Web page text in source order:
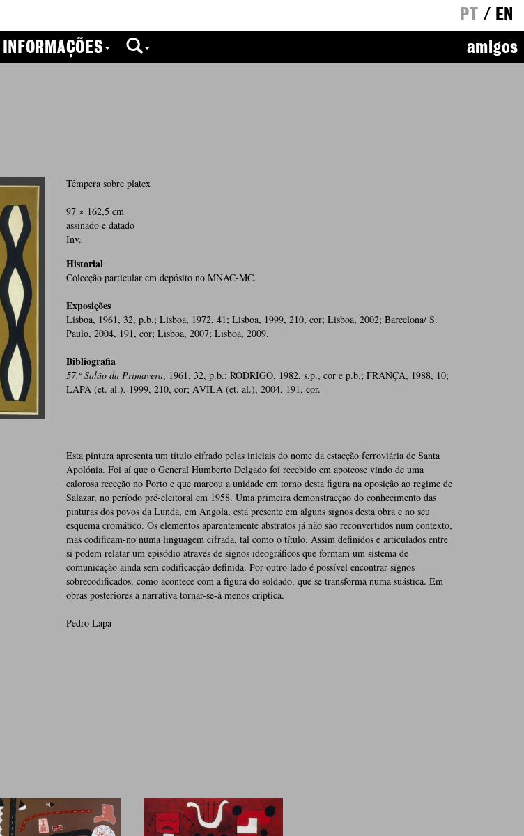
PT / EN
INFORMAÇÕES amigos
Têmpera sobre platex
97 × 162,5 cm
assinado e datado
Inv.
Historial
Colecção particular em depósito no MNAC-MC.
Exposições
Lisboa, 1961, 32, p.b.; Lisboa, 1972, 41; Lisboa, 1999, 210, cor; Lisboa, 2002; Barcelona/ S.
Paulo, 2004, 191, cor; Lisboa, 2007; Lisboa, 2009.
Bibliografia
57.º Salão da Primavera, 1961, 32, p.b.; RODRIGO, 1982, s.p., cor e p.b.; FRANÇA, 1988, 10;
LAPA (et. al.), 1999, 210, cor; ÁVILA (et. al.), 2004, 191, cor.
Esta pintura apresenta um título cifrado pelas iniciais do nome da estacção ferroviária de Santa
Apolónia. Foi aí que o General Humberto Delgado foi recebido em apoteose vindo de uma
calorosa receção no Porto e que marcou a unidade em torno desta figura na oposição ao regime de
Salazar, no período pré-eleitoral em 1958. Uma primeira demonstracção do conhecimento das
pinturas dos povos da Lunda, em Angola, está presente em alguns signos desta obra e no seu
esquema cromático. Os elementos aparentemente abstratos já não são reconvertidos num contexto,
mas codificam-no numa linguagem cifrada, tal como o título. Assim definidos e articulados entre
si podem relatar um episódio através de signos ideográficos que formam um sistema de
comunicação ainda sem codificacção definida. Por outro lado é possível encontrar signos
sobrecodificados, como acontece com a figura do soldado, que se transforma numa suástica. Em
obras posteriores a narrativa tornar-se-á menos críptica.
Pedro Lapa